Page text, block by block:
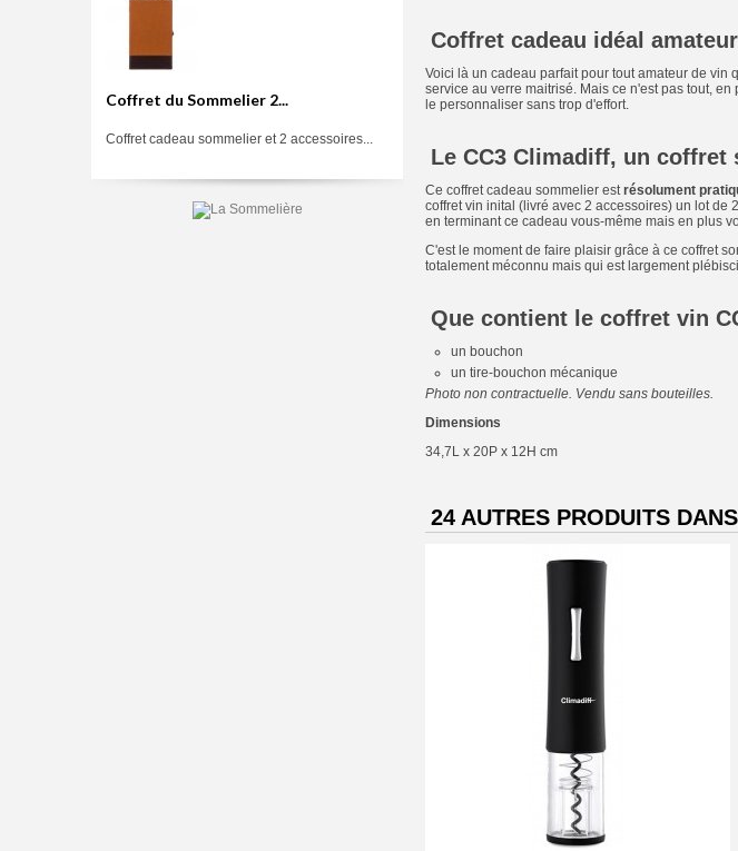
Coffret du Sommelier 2...
Coffret cadeau sommelier et 2 accessoires...
Coffret cadeau idéal
Voici là un cadeau parfait pour tout amateur de
service au verre maitrisé. Mais ce n'est pas tout,
le personnaliser sans trop d'effort.
Le CC3 Climadiff, un
Ce coffret cadeau sommelier est résolument
coffret vin inital (livré avec 2 accessoires) un lot
en terminant ce cadeau vous-même mais en plus
C'est le moment de faire plaisir grâce à ce coffret
totalement méconnu mais qui est largement
Que contient le coffret vin
un bouchon
un tire-bouchon mécanique
Photo non contractuelle. Vendu sans bouteilles.
Dimensions
34,7L x 20P x 12H cm
24 AUTRES PRODUITS